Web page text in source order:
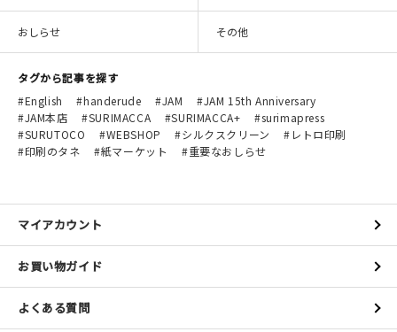
おしらせ その他
タグから記事を探す
English
handerude JAM
JAM 15th Anniversary
JAM本店
SURIMACCA SURIMACCA+
surimapress
SURUTOCO
WEBSHOP シルクスクリーン
レトロ印刷
印刷のタネ
紙マーケット 重要なおしらせ
マイアカウント
お買い物ガイド
よくある質問